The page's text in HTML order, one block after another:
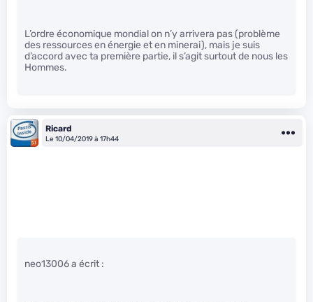
L’ordre économique mondial on n’y arrivera pas (problème
des ressources en énergie et en minerai), mais je suis
d’accord avec ta première partie, il s’agit surtout de nous les
Hommes.
Ricard
Le 10/04/2019 à 17h44
neo13006 a écrit :